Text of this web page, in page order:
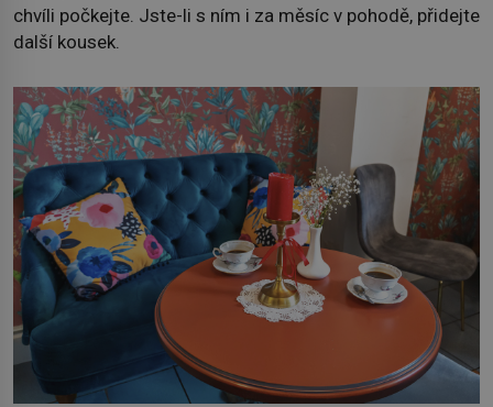
chvíli počkejte. Jste-li s ním i za měsíc v pohodě, přidejte
další kousek.